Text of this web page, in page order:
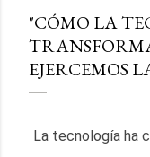
"CÓMO LA
EJERCEMOS
La tecnología ha